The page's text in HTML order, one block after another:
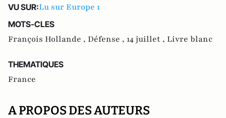
VU SUR:Lu sur Europe 1
MOTS-CLES
François Hollande , Défense , 14 juillet , Livre blanc
THEMATIQUES
France
A PROPOS DES AUTEURS